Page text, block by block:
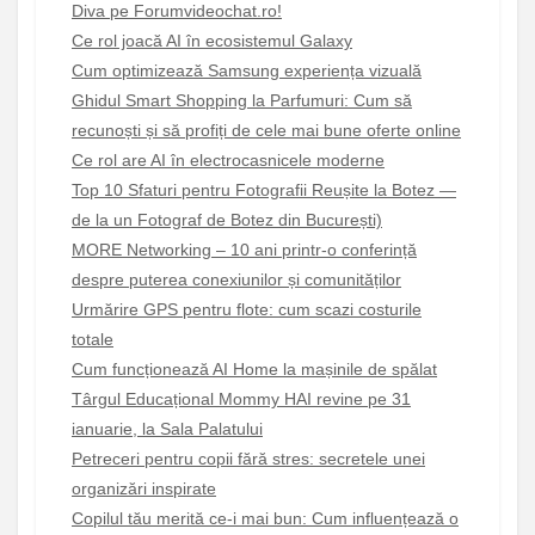
Diva pe Forumvideochat.ro!
Ce rol joacă AI în ecosistemul Galaxy
Cum optimizează Samsung experiența vizuală
Ghidul Smart Shopping la Parfumuri: Cum să
recunoști și să profiți de cele mai bune oferte online
Ce rol are AI în electrocasnicele moderne
Top 10 Sfaturi pentru Fotografii Reușite la Botez —
de la un Fotograf de Botez din București)
MORE Networking – 10 ani printr-o conferință
despre puterea conexiunilor și comunităților
Urmărire GPS pentru flote: cum scazi costurile
totale
Cum funcționează AI Home la mașinile de spălat
Târgul Educațional Mommy HAI revine pe 31
ianuarie, la Sala Palatului
Petreceri pentru copii fără stres: secretele unei
organizări inspirate
Copilul tău merită ce-i mai bun: Cum influențează o